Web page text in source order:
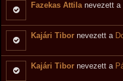
Fazekas Attilanevezett a
Kajári Tibor nevezett a
Kajári Tibor nevezett a